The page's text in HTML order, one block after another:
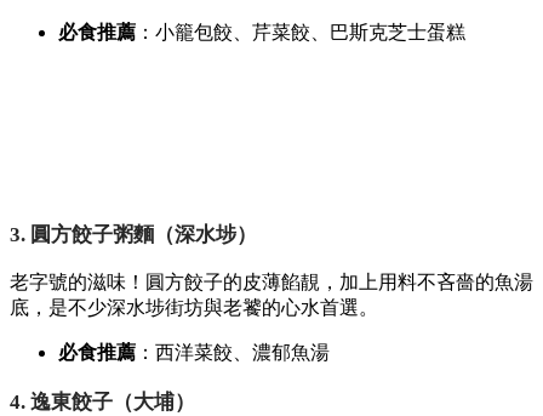
必食推薦 ：小籠包餃、 芹菜餃、 巴斯克芝士蛋糕
3. 圓方餃子粥麵（深水埗）
老字號的滋味！圓方餃子的皮薄餡靚， 加上用料不吝嗇的魚湯
底， 是不少深水埗街坊與老饕的心水首選。
必食推薦 ：西洋菜餃、 濃郁魚湯
4. 逸東餃子（大埔）